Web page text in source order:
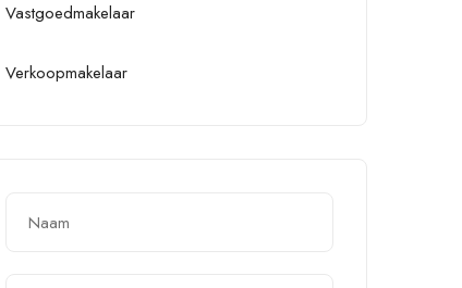
Vastgoedmakelaar
Verkoopmakelaar